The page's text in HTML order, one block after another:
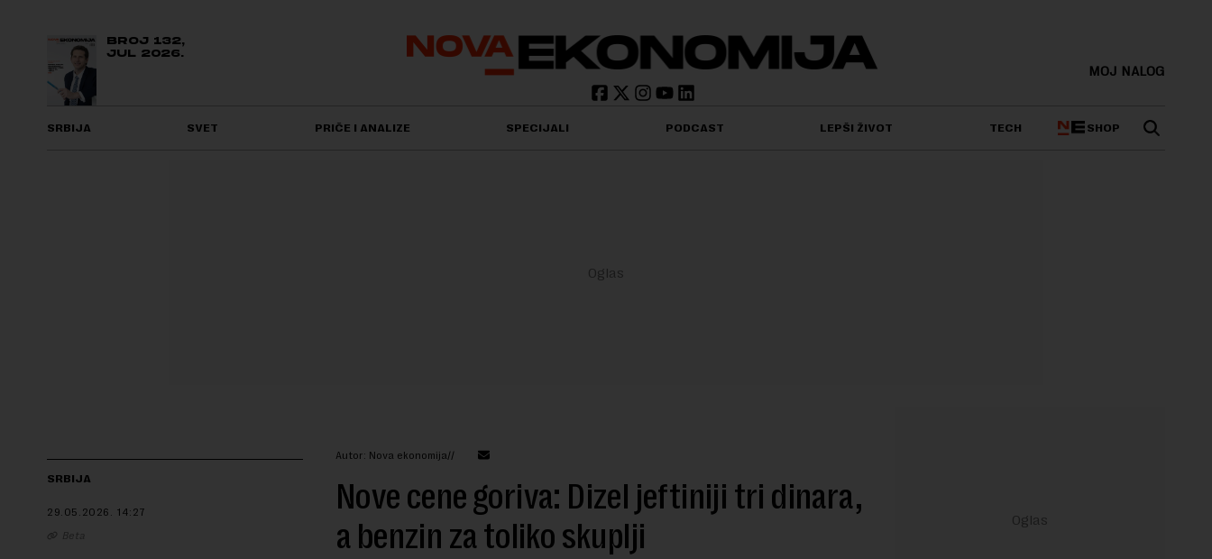
BROJ 132,
JUL 2026.
MOJ NALOG
SRBIJA SVET PRIČE I ANALIZE SPECIJALI PODCAST LEPŠI ŽIVOT TECH SHOP
SRBIJA
29.05.2026. 14:27
Beta
Autor: Nova ekonomija//
Nove cene goriva: Dizel jeftiniji tri dinara,
a benzin za toliko skuplji